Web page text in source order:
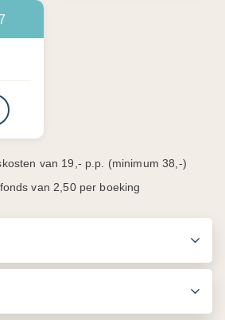
van 19,- p.p. (minimum 38,-)
van 2,50 per boeking